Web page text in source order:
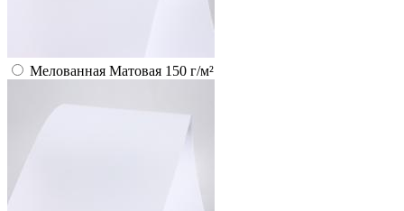
Мелованная Матовая 150 г/м²